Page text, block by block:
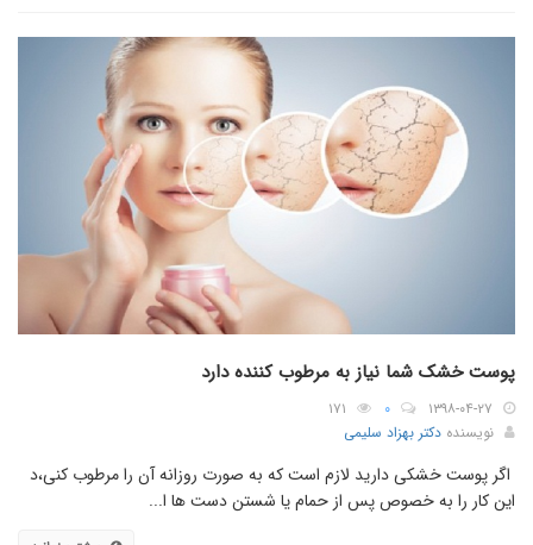
پوست خشک شما نیاز به مرطوب کننده دارد
۱۳۹۸-۰۴-۲۷ ۰
۱۷۱
نویسنده دکتر بهزاد سلیمی
اگر پوست خشکی دارید لازم است که به صورت روزانه آن را مرطوب کنی،د
این کار را به خصوص پس از حمام یا شستن دست ها ا...